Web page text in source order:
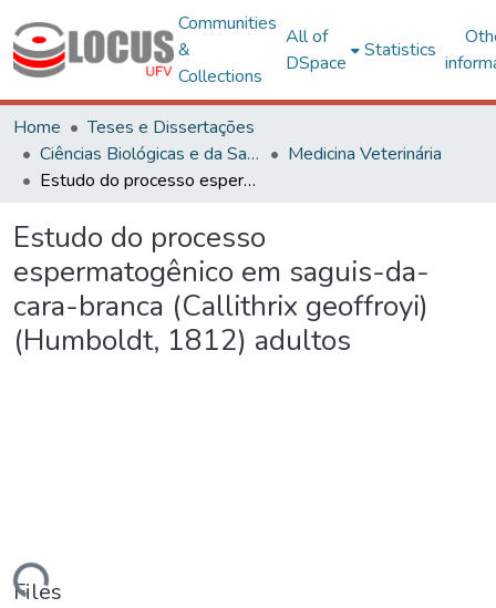
Communities
&
Collections
All of
DSpace
Statistics
Home
Teses e Dissertações
Ciências Biológicas e da Saúde
Medicina Veterinária
Estudo do processo espermatogênico em saguis-da-cara-branca (Callithrix geoffroyi) (Humboldt, 1812) adultos
Estudo do processo
espermatogênico em saguis-da-
cara-branca (Callithrix geoffroyi)
(Humboldt, 1812) adultos
Files